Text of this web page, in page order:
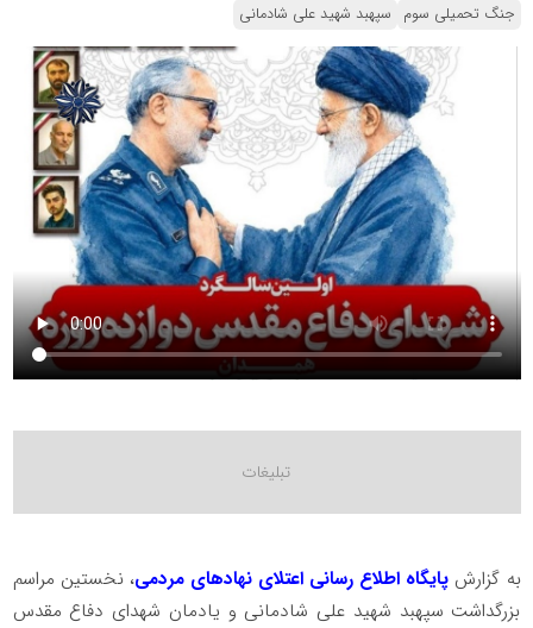
جنگ تحمیلی سوم سپهبد شهید علی شادمانی
به گزارش پایگاه اطلاع رسانی اعتلای نهادهای مردمی، نخستین مراسم
بزرگداشت سپهبد شهید علی شادمانی و یادمان شهدای دفاع مقدس